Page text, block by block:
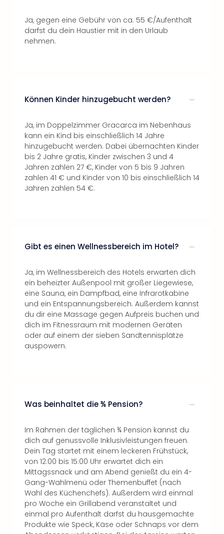
Ja, gegen eine Gebühr von ca. 55 €/Aufenthalt
darfst du dein Haustier mit in den Urlaub
nehmen.
Können Kinder hinzugebucht werden?
Ja, im Doppelzimmer Gracarca im Nebenhaus
kann ein Kind bis einschließlich 14 Jahre
hinzugebucht werden. Dabei übernachten Kinder
bis 2 Jahre gratis, Kinder zwischen 3 und 4
Jahren zahlen 27 €, Kinder von 5 bis 9 Jahren
zahlen 41 € und Kinder von 10 bis einschließlich 14
Jahren zahlen 54 €.
Gibt es einen Wellnessbereich im Hotel?
Ja, im Wellnessbereich des Hotels erwarten dich
ein beheizter Außenpool mit großer Liegewiese,
eine Sauna, ein Dampfbad, eine Infrarotkabine
und ein Entspannungsbereich. Außerdem kannst
du dir eine Massage gegen Aufpreis buchen und
dich im Fitnessraum mit modernen Geräten
oder auf einem der sieben Sandtennisplätze
auspowern.
Was beinhaltet die ¾ Pension?
Im Rahmen der täglichen ¾ Pension kannst du
dich auf genussvolle Inklusivleistungen freuen.
Dein Tag startet mit einem leckeren Frühstück,
von 12:00 bis 15:00 Uhr erwartet dich ein
Mittagssnack und am Abend genießt du ein 4-
Gang-Wahlmenü oder Themenbuffet (nach
Wahl des Küchenchefs). Außerdem wird einmal
pro Woche ein Grillabend veranstaltet und
einmal pro Aufenthalt darfst du hausgemachte
Produkte wie Speck, Käse oder Schnaps vor dem